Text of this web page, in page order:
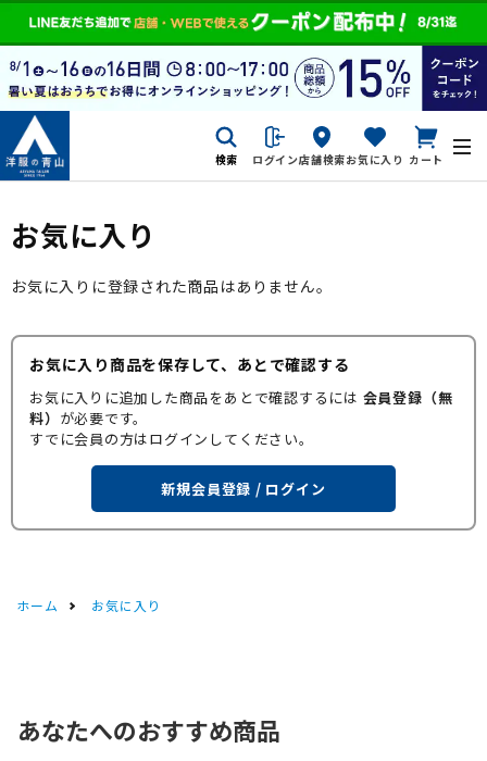
検索 ログイン店舗検索お気に入り カート
お気に入り
お気に入りに登録された商品はありません。
お気に入り商品を保存して、あとで確認する
お気に入りに追加した商品をあとで確認するには 会員登録（無
料） が必要です。
すでに会員の方はログインしてください。
新規会員登録 / ログイン
ホーム お気に入り